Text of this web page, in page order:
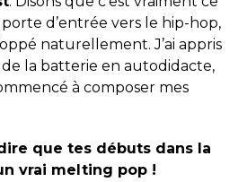
d’entrée vers le hip-hop,
naturellement. J’ai appris
la batterie en autodidacte,
à composer mes
que tes débuts dans la
vrai melting pop !